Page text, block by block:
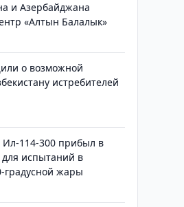
и Азербайджана
«Алтын Балалык»
о возможной
истребителей
Ил-114-300 прибыл в
для испытаний в
градусной жары